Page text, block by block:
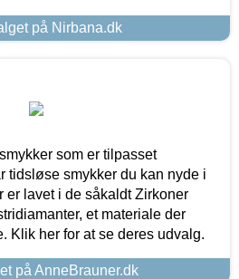
på Nirbana.dk
som er tilpasset
tidsløse smykker du kan nyde i
er lavet i de såkaldt Zirkoner
et materiale der
Klik her for at se deres udvalg.
på AnneBrauner.dk